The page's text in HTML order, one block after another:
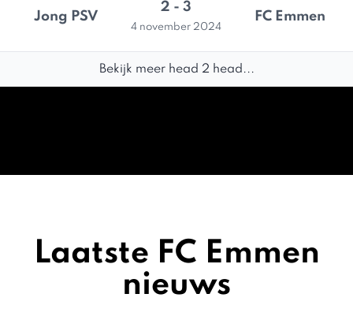
Jong PSV
2 - 3
4 november 2024
FC Emmen
Bekijk meer head 2 head...
Laatste FC Emmen
nieuws